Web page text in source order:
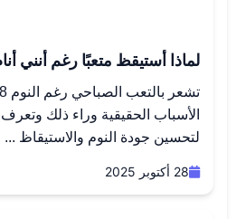
لماذا أستيقظ متعبًا رغم أنني
الأسباب الحقيقية وراء ذلك
لتحسين جودة النوم والاستيقاظ ...
28 أكتوبر 2025